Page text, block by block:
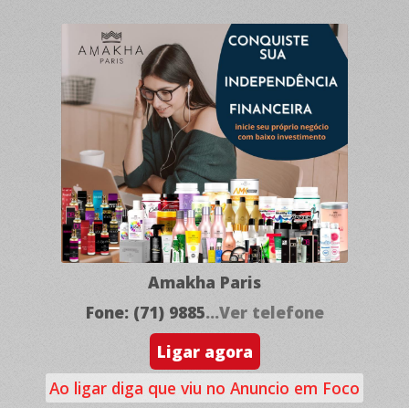
Amakha Paris
Fone: (71) 9885...Ver telefone
Ligar agora
Ao ligar diga que viu no Anuncio em Foco